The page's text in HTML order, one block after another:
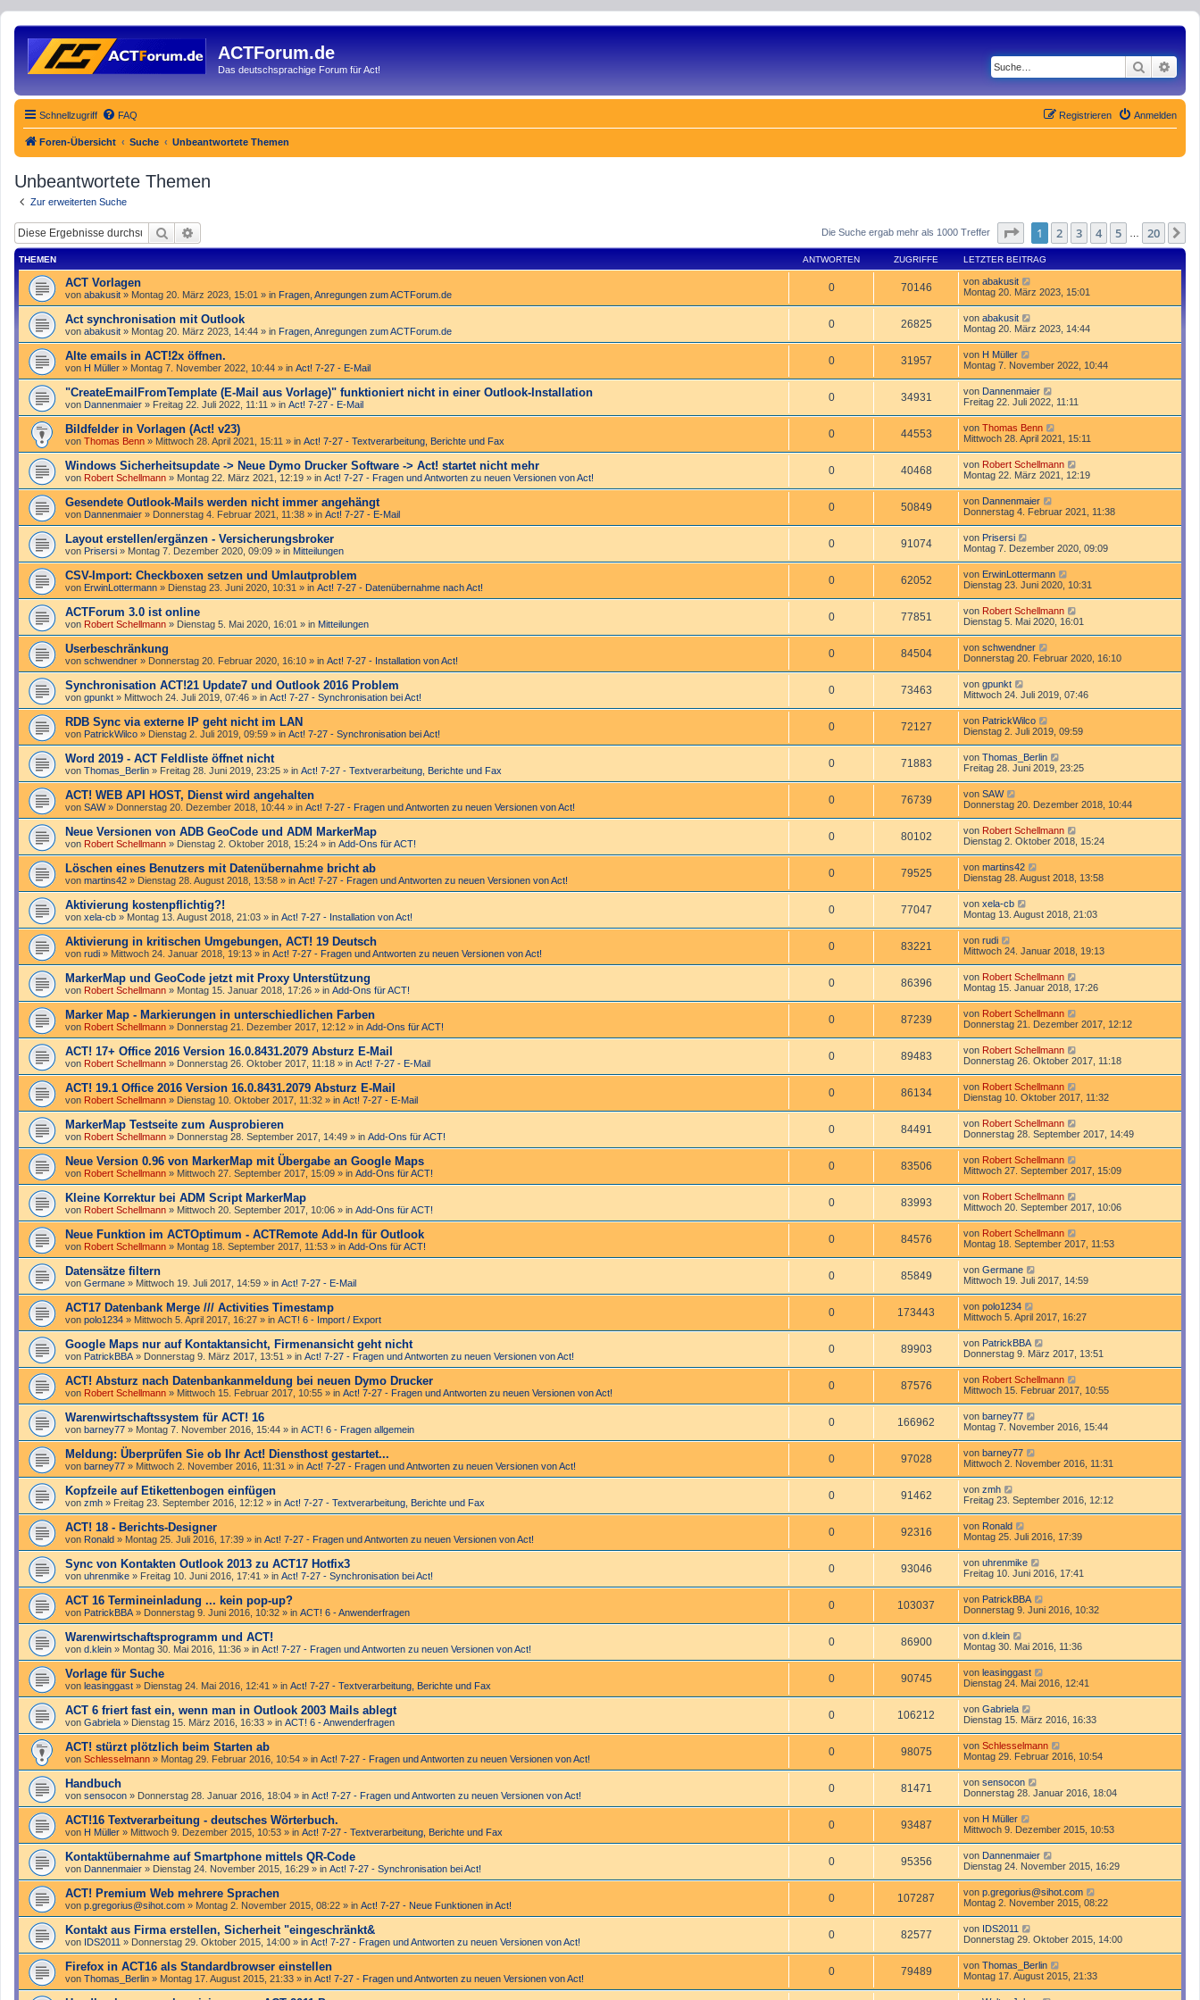
ACTForum.de
Das deutschsprachige Forum für Act! Suche
Schnellzugriff FAQ Anmelden
Registrieren
Foren-Übersicht Suche Unbeantwortete Themen
Unbeantwortete Themen
Zur erweiterten Suche
Suche Die Suche ergab mehr als 1000 Treffer Seite von20
1 2 3 4 5 20
THEMEN ANTWORTEN ZUGRIFFE LETZTER BEITRAG
ACT Vorlagen
von abakusit » Montag 20. März 2023, 15:01 » in Fragen, Anregungen zum ACTForum.de
0 70146 von abakusit
Montag 20. März 2023, 15:01
Act synchronisation mit Outlook
von abakusit » Montag 20. März 2023, 14:44 » in Fragen, Anregungen zum ACTForum.de
0 26825 von abakusit
Montag 20. März 2023, 14:44
Alte emails in ACT!2x öffnen.
von H Müller » Montag 7. November 2022, 10:44 » in Act! 7-27 - E-Mail
0 31957 von H Müller
Montag 7. November 2022, 10:44
"Create­Email­From­Template (E-Mail aus Vorlage)" funktioniert nicht in einer Outlook-Installation
von Dannenmaier » Freitag 22. Juli 2022, 11:11 » in Act! 7-27 - E-Mail
0 34931 von Dannenmaier
Freitag 22. Juli 2022, 11:11
Bildfelder in Vorlagen (Act! v23)
von Thomas Benn » Mittwoch 28. April 2021, 15:11 » in Act! 7-27 - Text­­ver­arbei­tung, Berichte und Fax
0 44553 von Thomas Benn
Mittwoch 28. April 2021, 15:11
Windows Sicherheitsupdate -> Neue Dymo Drucker Software -> Act! startet nicht mehr
von Robert Schellmann » Montag 22. März 2021, 12:19 » in Act! 7-27 - Fragen und Antworten zu neuen Versionen von Act!
0 40468 von Robert Schellmann
Montag 22. März 2021, 12:19
Gesendete Outlook-Mails werden nicht immer angehängt
von Dannenmaier » Donnerstag 4. Februar 2021, 11:38 » in Act! 7-27 - E-Mail
0 50849 von Dannenmaier
Donnerstag 4. Februar 2021, 11:38
Layout erstellen/ergänzen - Versicherungsbroker
von Prisersi » Montag 7. Dezember 2020, 09:09 » in Mitteilungen
0 91074 von Prisersi
Montag 7. Dezember 2020, 09:09
CSV-Import: Checkboxen setzen und Umlautproblem
von ErwinLottermann » Dienstag 23. Juni 2020, 10:31 » in Act! 7-27 - Datenübernahme nach Act!
0 62052 von ErwinLottermann
Dienstag 23. Juni 2020, 10:31
ACTForum 3.0 ist online
von Robert Schellmann » Dienstag 5. Mai 2020, 16:01 » in Mitteilungen
0 77851 von Robert Schellmann
Dienstag 5. Mai 2020, 16:01
Userbeschränkung
von schwendner » Donnerstag 20. Februar 2020, 16:10 » in Act! 7-27 - Installation von Act!
0 84504 von schwendner
Donnerstag 20. Februar 2020, 16:10
Synchronisation ACT!21 Update7 und Outlook 2016 Problem
von gpunkt » Mittwoch 24. Juli 2019, 07:46 » in Act! 7-27 - Synchronisation bei Act!
0 73463 von gpunkt
Mittwoch 24. Juli 2019, 07:46
RDB Sync via externe IP geht nicht im LAN
von PatrickWilco » Dienstag 2. Juli 2019, 09:59 » in Act! 7-27 - Synchronisation bei Act!
0 72127 von PatrickWilco
Dienstag 2. Juli 2019, 09:59
Word 2019 - ACT Feldliste öffnet nicht
von Thomas_Berlin » Freitag 28. Juni 2019, 23:25 » in Act! 7-27 - Text­­ver­arbei­tung, Berichte und Fax
0 71883 von Thomas_Berlin
Freitag 28. Juni 2019, 23:25
ACT! WEB API HOST, Dienst wird angehalten
von SAW» Donnerstag 20. Dezember 2018, 10:44 » in Act! 7-27 - Fragen und Antworten zu neuen Versionen von Act!
0 76739 von SAW
Donnerstag 20. Dezember 2018, 10:44
Neue Versionen von ADB GeoCode und ADM MarkerMap
von Robert Schellmann » Dienstag 2. Oktober 2018, 15:24 » in Add-Ons für ACT!
0 80102 von Robert Schellmann
Dienstag 2. Oktober 2018, 15:24
Löschen eines Benutzers mit Datenübernahme bricht ab
von martins42 » Dienstag 28. August 2018, 13:58 » in Act! 7-27 - Fragen und Antworten zu neuen Versionen von Act!
0 79525 von martins42
Dienstag 28. August 2018, 13:58
Aktivierung kostenpflichtig?!
von xela-cb » Montag 13. August 2018, 21:03 » in Act! 7-27 - Installation von Act!
0 77047 von xela-cb
Montag 13. August 2018, 21:03
Aktivierung in kritischen Umgebungen, ACT! 19 Deutsch
von rudi » Mittwoch 24. Januar 2018, 19:13 » in Act! 7-27 - Fragen und Antworten zu neuen Versionen von Act!
0 83221 von rudi
Mittwoch 24. Januar 2018, 19:13
MarkerMap und GeoCode jetzt mit Proxy Unterstützung
von Robert Schellmann » Montag 15. Januar 2018, 17:26 » in Add-Ons für ACT!
0 86396 von Robert Schellmann
Montag 15. Januar 2018, 17:26
Marker Map - Markierungen in unterschiedlichen Farben
von Robert Schellmann » Donnerstag 21. Dezember 2017, 12:12 » in Add-Ons für ACT!
0 87239 von Robert Schellmann
Donnerstag 21. Dezember 2017, 12:12
ACT! 17+ Office 2016 Version 16.0.8431.2079 Absturz E-Mail
von Robert Schellmann » Donnerstag 26. Oktober 2017, 11:18 » in Act! 7-27 - E-Mail
0 89483 von Robert Schellmann
Donnerstag 26. Oktober 2017, 11:18
ACT! 19.1 Office 2016 Version 16.0.8431.2079 Absturz E-Mail
von Robert Schellmann » Dienstag 10. Oktober 2017, 11:32 » in Act! 7-27 - E-Mail
0 86134 von Robert Schellmann
Dienstag 10. Oktober 2017, 11:32
MarkerMap Testseite zum Ausprobieren
von Robert Schellmann » Donnerstag 28. September 2017, 14:49 » in Add-Ons für ACT!
0 84491 von Robert Schellmann
Donnerstag 28. September 2017, 14:49
Neue Version 0.96 von MarkerMap mit Übergabe an Google Maps
von Robert Schellmann » Mittwoch 27. September 2017, 15:09 » in Add-Ons für ACT!
0 83506 von Robert Schellmann
Mittwoch 27. September 2017, 15:09
Kleine Korrektur bei ADM Script MarkerMap
von Robert Schellmann » Mittwoch 20. September 2017, 10:06 » in Add-Ons für ACT!
0 83993 von Robert Schellmann
Mittwoch 20. September 2017, 10:06
Neue Funktion im ACTOptimum - ACTRemote Add-In für Outlook
von Robert Schellmann » Montag 18. September 2017, 11:53 » in Add-Ons für ACT!
0 84576 von Robert Schellmann
Montag 18. September 2017, 11:53
Datensätze filtern
von Germane » Mittwoch 19. Juli 2017, 14:59 » in Act! 7-27 - E-Mail
0 85849 von Germane
Mittwoch 19. Juli 2017, 14:59
ACT17 Datenbank Merge /// Activities Timestamp
von polo1234 » Mittwoch 5. April 2017, 16:27 » in ACT! 6 - Import / Export
0 173443 von polo1234
Mittwoch 5. April 2017, 16:27
Google Maps nur auf Kontaktansicht, Firmenansicht geht nicht
von PatrickBBA » Donnerstag 9. März 2017, 13:51 » in Act! 7-27 - Fragen und Antworten zu neuen Versionen von Act!
0 89903 von PatrickBBA
Donnerstag 9. März 2017, 13:51
ACT! Absturz nach Datenbankanmeldung bei neuen Dymo Drucker
von Robert Schellmann » Mittwoch 15. Februar 2017, 10:55 » in Act! 7-27 - Fragen und Antworten zu neuen Versionen von Act!
0 87576 von Robert Schellmann
Mittwoch 15. Februar 2017, 10:55
Warenwirtschaftssystem für ACT! 16
von barney77 » Montag 7. November 2016, 15:44 » in ACT! 6 - Fragen allgemein
0 166962 von barney77
Montag 7. November 2016, 15:44
Meldung: Überprüfen Sie ob Ihr Act! Diensthost gestartet...
von barney77 » Mittwoch 2. November 2016, 11:31 » in Act! 7-27 - Fragen und Antworten zu neuen Versionen von Act!
0 97028 von barney77
Mittwoch 2. November 2016, 11:31
Kopfzeile auf Etikettenbogen einfügen
von zmh » Freitag 23. September 2016, 12:12 » in Act! 7-27 - Text­­ver­arbei­tung, Berichte und Fax
0 91462 von zmh
Freitag 23. September 2016, 12:12
ACT! 18 - Berichts-Designer
von Ronald » Montag 25. Juli 2016, 17:39 » in Act! 7-27 - Fragen und Antworten zu neuen Versionen von Act!
0 92316 von Ronald
Montag 25. Juli 2016, 17:39
Sync von Kontakten Outlook 2013 zu ACT17 Hotfix3
von uhrenmike » Freitag 10. Juni 2016, 17:41 » in Act! 7-27 - Synchronisation bei Act!
0 93046 von uhrenmike
Freitag 10. Juni 2016, 17:41
ACT 16 Termineinladung ... kein pop-up?
von PatrickBBA » Donnerstag 9. Juni 2016, 10:32 » in ACT! 6 - Anwender­fragen
0 103037 von PatrickBBA
Donnerstag 9. Juni 2016, 10:32
Warenwirtschaftsprogramm und ACT!
von d.klein » Montag 30. Mai 2016, 11:36 » in Act! 7-27 - Fragen und Antworten zu neuen Versionen von Act!
0 86900 von d.klein
Montag 30. Mai 2016, 11:36
Vorlage für Suche
von leasinggast » Dienstag 24. Mai 2016, 12:41 » in Act! 7-27 - Text­­ver­arbei­tung, Berichte und Fax
0 90745 von leasinggast
Dienstag 24. Mai 2016, 12:41
ACT 6 friert fast ein, wenn man in Outlook 2003 Mails ablegt
von Gabriela » Dienstag 15. März 2016, 16:33 » in ACT! 6 - Anwender­fragen
0 106212 von Gabriela
Dienstag 15. März 2016, 16:33
ACT! stürzt plötzlich beim Starten ab
von Schlesselmann » Montag 29. Februar 2016, 10:54 » in Act! 7-27 - Fragen und Antworten zu neuen Versionen von Act!
0 98075 von Schlesselmann
Montag 29. Februar 2016, 10:54
Handbuch
von sensocon » Donnerstag 28. Januar 2016, 18:04 » in Act! 7-27 - Fragen und Antworten zu neuen Versionen von Act!
0 81471 von sensocon
Donnerstag 28. Januar 2016, 18:04
ACT!16 Textverarbeitung - deutsches Wörterbuch.
von H Müller » Mittwoch 9. Dezember 2015, 10:53 » in Act! 7-27 - Text­­ver­arbei­tung, Berichte und Fax
0 93487 von H Müller
Mittwoch 9. Dezember 2015, 10:53
Kontaktübernahme auf Smartphone mittels QR-Code
von Dannenmaier » Dienstag 24. November 2015, 16:29 » in Act! 7-27 - Synchronisation bei Act!
0 95356 von Dannenmaier
Dienstag 24. November 2015, 16:29
ACT! Premium Web mehrere Sprachen
von p.gregorius@sihot.com » Montag 2. November 2015, 08:22 » in Act! 7-27 - Neue Funktionen in Act!
0 107287 von p.gregorius@sihot.com
Montag 2. November 2015, 08:22
Kontakt aus Firma erstellen, Sicherheit "eingeschränkt&
von IDS2011 » Donnerstag 29. Oktober 2015, 14:00 » in Act! 7-27 - Fragen und Antworten zu neuen Versionen von Act!
0 82577 von IDS2011
Donnerstag 29. Oktober 2015, 14:00
Firefox in ACT16 als Standardbrowser einstellen
von Thomas_Berlin » Montag 17. August 2015, 21:33 » in Act! 7-27 - Fragen und Antworten zu neuen Versionen von Act!
0 79489 von Thomas_Berlin
Montag 17. August 2015, 21:33